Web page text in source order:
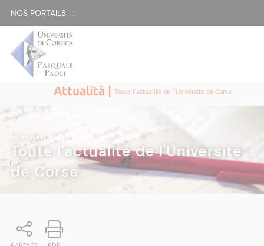
NOS PORTAILS :
Attualità |Toute l'actualité de l'Université de Corse
ATTUALITÀ|
Toute l'actualité de l'Université
de Corse